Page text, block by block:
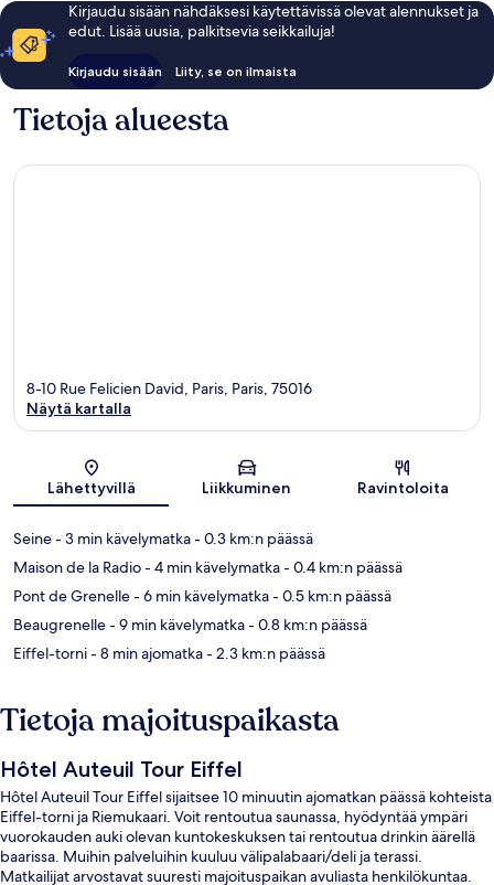
Kirjaudu sisään nähdäksesi käytettävissä olevat alennukset ja
edut. Lisää uusia, palkitsevia seikkailuja!
Kirjaudu sisään Liity, se on ilmaista
Tietoja alueesta
Kartta
8-10 Rue Felicien David, Paris, Paris, 75016
Näytä kartalla
Lähettyvillä Liikkuminen Ravintoloita
Seine- 3 min kävelymatka- 0.3 km:n päässä
Maison de la Radio- 4 min kävelymatka- 0.4 km:n päässä
Pont de Grenelle- 6 min kävelymatka- 0.5 km:n päässä
Beaugrenelle- 9 min kävelymatka- 0.8 km:n päässä
Eiffel-torni- 8 min ajomatka- 2.3 km:n päässä
Tietoja majoituspaikasta
Hôtel Auteuil Tour Eiffel
Hôtel Auteuil Tour Eiffel sijaitsee 10 minuutin ajomatkan päässä kohteista
Eiffel-torni ja Riemukaari. Voit rentoutua saunassa, hyödyntää ympäri
vuorokauden auki olevan kuntokeskuksen tai rentoutua drinkin äärellä
baarissa. Muihin palveluihin kuuluu välipalabaari/deli ja terassi.
Matkailijat arvostavat suuresti majoituspaikan avuliasta henkilökuntaa.